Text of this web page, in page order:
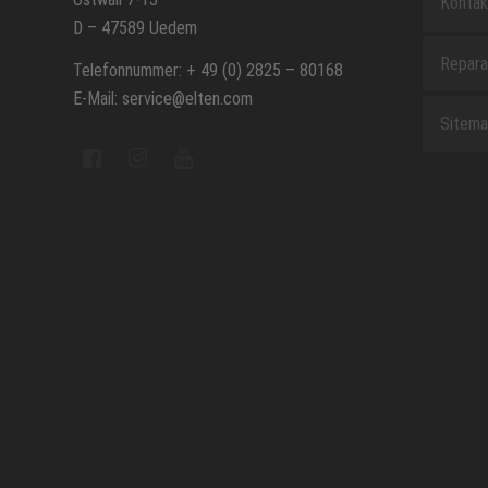
D – 47589 Uedem
Telefonnummer: + 49 (0) 2825 – 80168
E-Mail: service@elten.com